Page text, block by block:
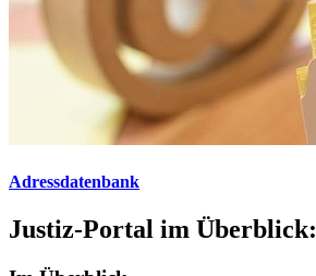
Adressdatenbank
Justiz-Portal im Überblick: